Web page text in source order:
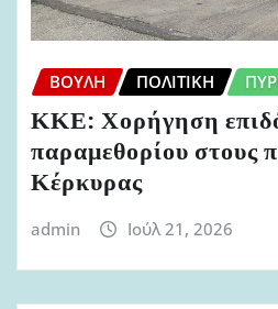
ΒΟΥΛΉ ΠΟΛΙΤΙΚΉ
ΚΚΕ: Χορήγηση
παραμεθορίου στους
Κέρκυρας
admin Ιούλ 21, 2026